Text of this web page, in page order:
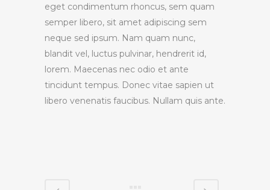
eget condimentum rhoncus, sem quam
semper libero, sit amet adipiscing sem
neque sed ipsum. Nam quam nunc,
blandit vel, luctus pulvinar, hendrerit id,
lorem. Maecenas nec odio et ante
tincidunt tempus. Donec vitae sapien ut
libero venenatis faucibus. Nullam quis ante.